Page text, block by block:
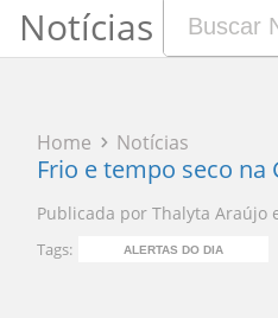
Notícias
Home Notícias
Frio e tempo seco na
Publicada por Thalyta Araújo
Tags: ALERTAS DO DIA